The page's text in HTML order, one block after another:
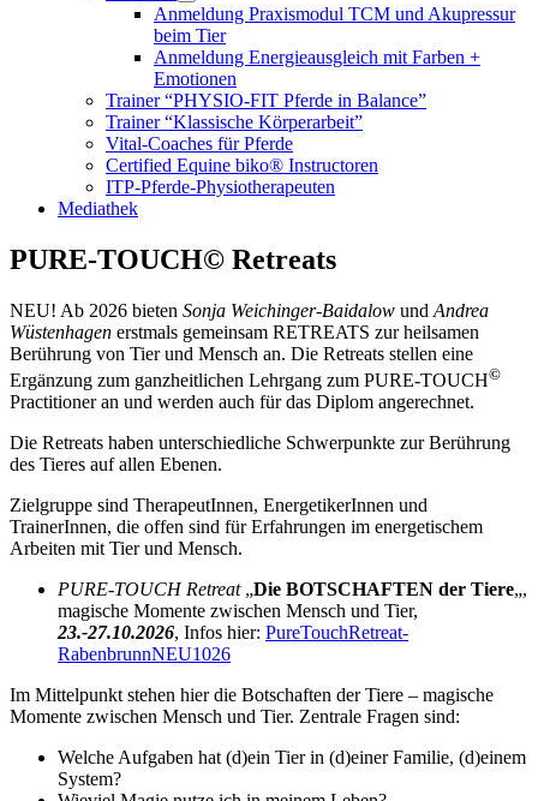
Show
Seminare
submenu
Hide
Seminare
submenu
Anmeldung Praxismodul TCM und Akupressur
beim Tier
Anmeldung Energieausgleich mit Farben +
Emotionen
Trainer “PHYSIO-FIT Pferde in Balance”
Trainer “Klassische Körperarbeit”
Vital-Coaches für Pferde
Certified Equine biko® Instructoren
ITP-Pferde-Physiotherapeuten
Mediathek
PURE-TOUCH© Retreats
NEU! Ab 2026 bieten Sonja Weichinger-Baidalow und Andrea
Wüstenhagen erstmals gemeinsam RETREATS zur heilsamen
Berührung von Tier und Mensch an. Die Retreats stellen eine
Ergänzung zum ganzheitlichen Lehrgang zum PURE-TOUCH©
Practitioner an und werden auch für das Diplom angerechnet.
Die Retreats haben unterschiedliche Schwerpunkte zur Berührung
des Tieres auf allen Ebenen.
Zielgruppe sind TherapeutInnen, EnergetikerInnen und
TrainerInnen, die offen sind für Erfahrungen im energetischem
Arbeiten mit Tier und Mensch.
PURE-TOUCH Retreat„Die BOTSCHAFTEN der Tiere„,
magische Momente zwischen Mensch und Tier,
23.-27.10.2026, Infos hier: PureTouchRetreat-
RabenbrunnNEU1026
Im Mittelpunkt stehen hier die Botschaften der Tiere – magische
Momente zwischen Mensch und Tier. Zentrale Fragen sind:
Welche Aufgaben hat (d)ein Tier in (d)einer Familie, (d)einem
System?